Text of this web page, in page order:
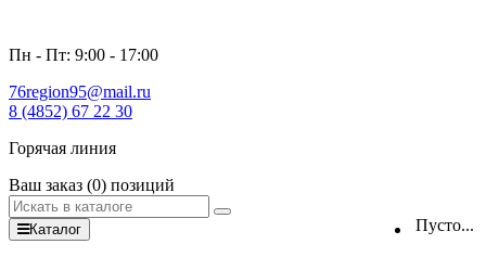
Пн - Пт: 9:00 - 17:00
76region95@mail.ru
8 (4852) 67 22 30
Горячая линия
Ваш заказ (0) позиций
Пусто...
Каталог